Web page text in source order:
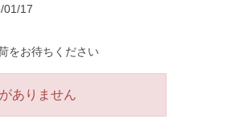
01/17
をお待ちください
ありません